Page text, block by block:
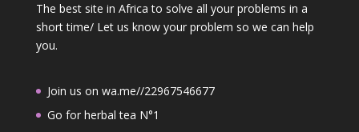
The best site in Africa to solve all your problems in a
short time/ Let us know your problem so we can help
you.
Join us on wa.me//22967546677
Go for herbal tea N°1